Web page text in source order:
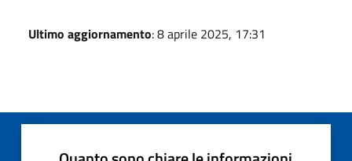
Ultimo aggiornamento: 8 aprile 2025, 17:31